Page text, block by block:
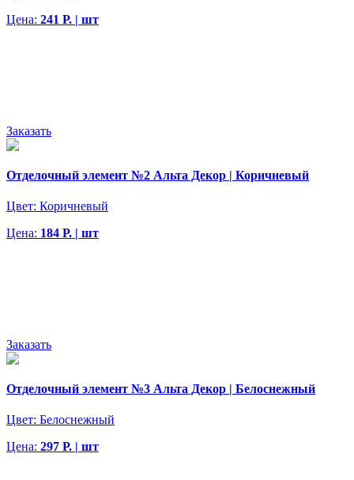
Цена: 241 Р. | шт
Заказать
Отделочный элемент №2 Альта Декор | Коричневый
Цвет: Коричневый
Цена: 184 Р. | шт
Заказать
Отделочный элемент №3 Альта Декор | Белоснежный
Цвет: Белоснежный
Цена: 297 Р. | шт